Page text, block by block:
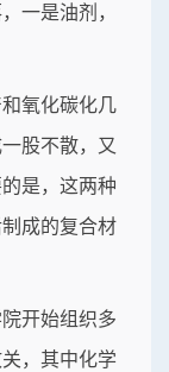
一是油剂，
氧化碳化几
股不散，又
是，这两种
成的复合材
开始组织多
，其中化学